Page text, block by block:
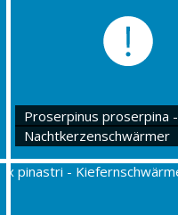
Proserpinus proserpina -
Nachtkerzenschwärmer